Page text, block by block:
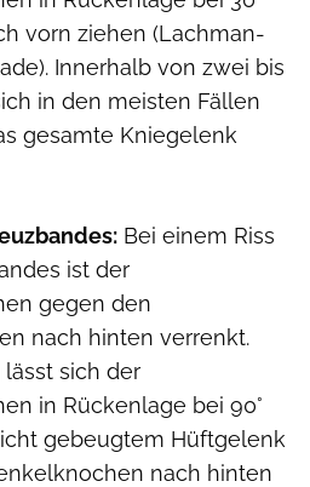
vorn ziehen (Lachman-
Innerhalb von zwei bis
in den meisten Fällen
gesamte Kniegelenk
Bei einem Riss
ist der
gegen den
nach hinten verrenkt.
sich der
in Rückenlage bei 90°
gebeugtem Hüftgelenk
nach hinten